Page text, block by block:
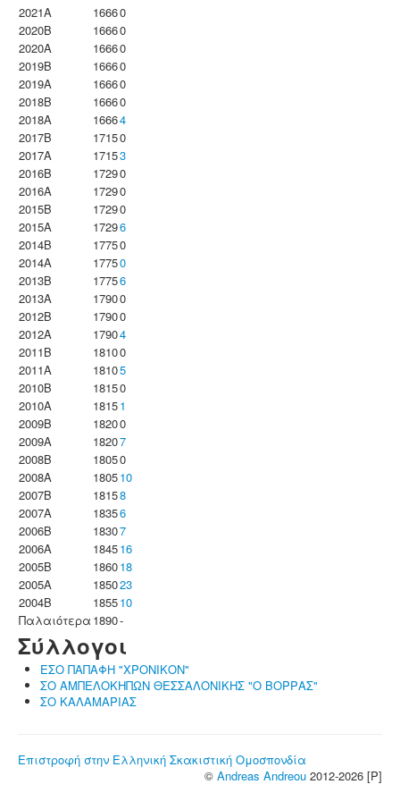
2021A
16660
2020B
16660
2020A
16660
2019B
16660
2019A
16660
2018B
16660
2018A
16664
2017B
17150
2017A
17153
2016B
17290
2016A
17290
2015B
17290
2015A
17296
2014B
17750
2014A
17750
2013B
17756
2013A
17900
2012B
17900
2012A
17904
2011B
18100
2011A
18105
2010B
18150
2010A
18151
2009B
18200
2009A
18207
2008B
18050
2008A
180510
2007B
18158
2007A
18356
2006B
18307
2006A
184516
2005B
186018
2005A
185023
2004B
185510
Παλαιότερα 1890-
Σύλλογοι
ΕΣΟ ΠΑΠΑΦΗ "ΧΡΟΝΙΚΟΝ"
ΣΟ ΑΜΠΕΛΟΚΗΠΩΝ ΘΕΣΣΑΛΟΝΙΚΗΣ "Ο ΒΟΡΡΑΣ"
ΣΟ ΚΑΛΑΜΑΡΙΑΣ
Επιστροφή στην Ελληνική Σκακιστική Ομοσπονδία
© Andreas Andreou 2012-2026 [P]